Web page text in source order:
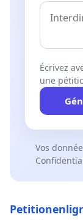
Écrivez
une
Vos